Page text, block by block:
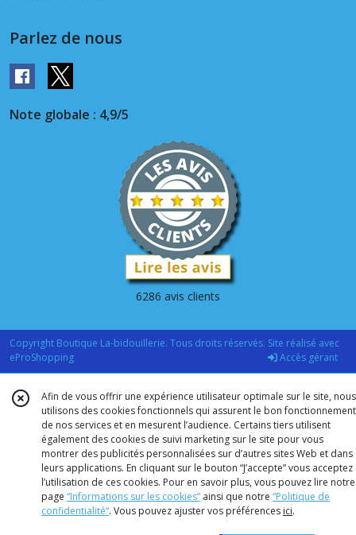
Parlez de nous
Note globale : 4,9/5
6286 avis clients
Copyright Boutique La-bidouillerie. Tous droits réservés. Site réalisé avec
eProShopping
Accès gérant
Afin de vous offrir une expérience utilisateur optimale sur le site, nous
utilisons des cookies fonctionnels qui assurent le bon fonctionnement
de nos services et en mesurent l’audience. Certains tiers utilisent
également des cookies de suivi marketing sur le site pour vous
montrer des publicités personnalisées sur d’autres sites Web et dans
leurs applications. En cliquant sur le bouton “J’accepte” vous acceptez
l’utilisation de ces cookies. Pour en savoir plus, vous pouvez lire notre
page “Informations sur les cookies” ainsi que notre “Politique de
confidentialité“. Vous pouvez ajuster vos préférences ici.